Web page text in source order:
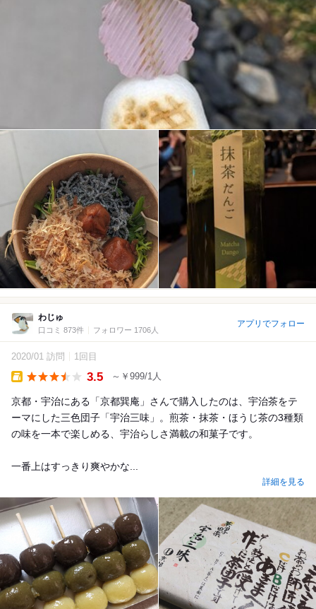
わじゅ
口コミ 873件 フォロワー 1706人
アプリでフォロー
2020/01 訪問 1回目
3.5 ～￥999/1人
京都・宇治にある「京都巽庵」さんで購入したのは、宇治茶をテ
ーマにした三色団子「宇治三味」。煎茶・抹茶・ほうじ茶の3種類
の味を一本で楽しめる、宇治らしさ満載の和菓子です。
一番上はすっきり爽やかな...
詳細を見る